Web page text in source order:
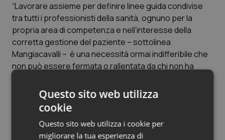
“Lavorare assieme per definire linee guida condivise
tra tutti i professionisti della sanità, ognuno per la
propria area di competenza e nell’interesse della
corretta gestione del paziente – sottolinea
Mangiacavalli – è una necessità ormai indifferibile che
non può essere fermata o rallentata da chi non ha
dell’infermiere e anche tutte le altre figure
professionali, sia nel senso delle capacità clinico-
assistenziali, sia per quanto riguarda la responsabilità
professionale e tenta, facendo ombra alla sua
Questo sito web utilizza
cookie
Questo sito web utilizza i cookie per
migliorare la tua esperienza di